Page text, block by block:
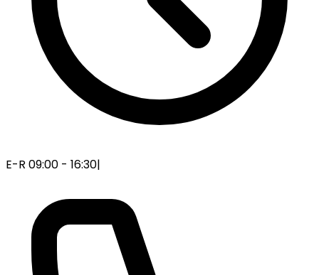
E-R 09:00 - 16:30|